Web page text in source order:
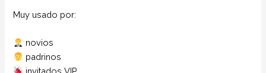
Muy usado por:
novios
padrinos
invitados VIP